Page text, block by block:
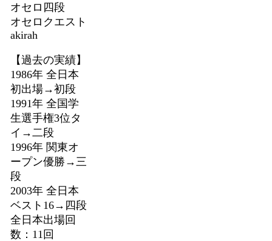
オセロ四段
オセロクエスト
akirah
【過去の実績】
1986年 全日本
初出場→初段
1991年 全国学
生選手権3位タ
イ→二段
1996年 関東オ
ープン優勝→三
段
2003年 全日本
ベスト16→四段
全日本出場回
数：11回